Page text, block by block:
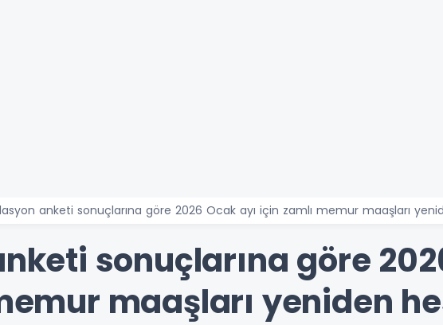
anketi sonuçlarına göre 2026 Ocak ayı için zamlı memur maaşları
sonuçlarına göre
maaşları yeniden